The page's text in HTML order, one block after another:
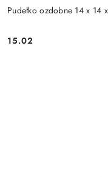
Pudełko ozdobne 14 x 14
Cena:
15.02